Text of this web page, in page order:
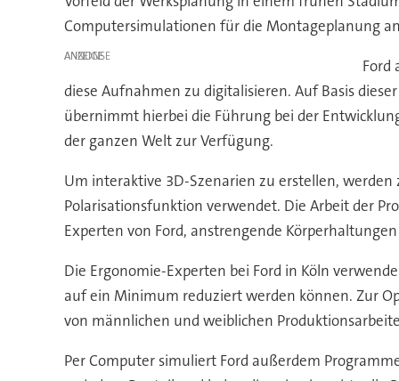
Computersimulationen für die Montageplanung
ANZEIGE
Ford
diese Aufnahmen zu digitalisieren. Auf Basis
übernimmt hierbei die Führung bei der
der ganzen Welt zur Verfügung.
Um interaktive 3D-Szenarien zu erstellen,
Polarisationsfunktion verwendet. Die Arbeit der
Experten von Ford, anstrengende
Die Ergonomie-Experten bei Ford in Köln
auf ein Minimum reduziert werden können. Zur
von männlichen und weiblichen
Per Computer simuliert Ford außerdem